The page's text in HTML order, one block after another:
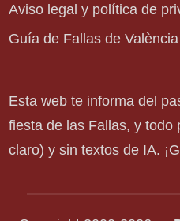
Aviso legal y política de
Guía de Fallas de València
Esta web te informa del
fiesta de las Fallas, y todo
claro) y sin textos de IA.